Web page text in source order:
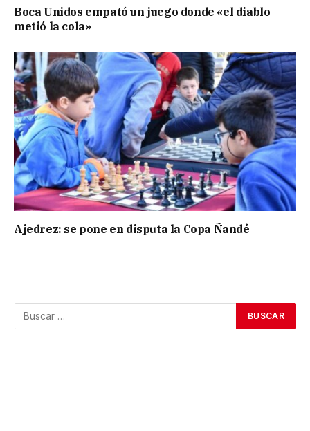
Boca Unidos empató un juego donde «el diablo
metió la cola»
Ajedrez: se pone en disputa la Copa Ñandé